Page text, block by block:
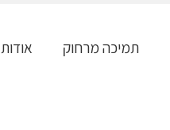
תמיכה מרחוק אודות